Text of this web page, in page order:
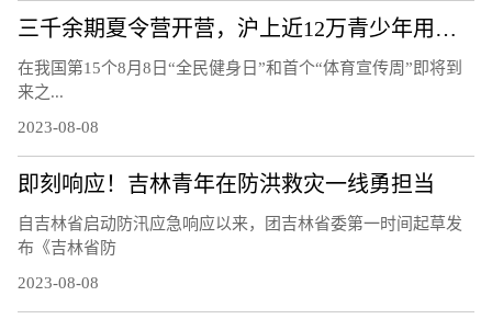
三千余期夏令营开营，沪上近12万青少年用运动欢度暑假
在我国第15个8月8日“全民健身日”和首个“体育宣传周”即将到
来之...
2023-08-08
即刻响应！吉林青年在防洪救灾一线勇担当
自吉林省启动防汛应急响应以来，团吉林省委第一时间起草发
布《吉林省防
2023-08-08